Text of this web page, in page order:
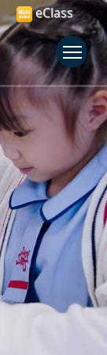
eClass